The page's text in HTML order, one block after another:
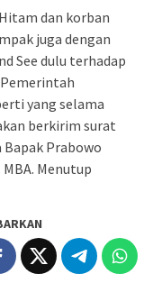
dan korban
juga dengan
See dulu terhadap
yang selama
berkirim surat
Bapak Prabowo
Menutup